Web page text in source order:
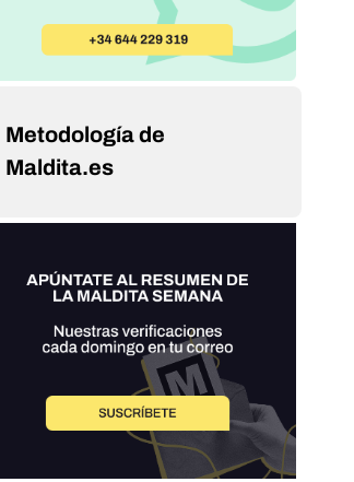
Metodología de
Maldita.es